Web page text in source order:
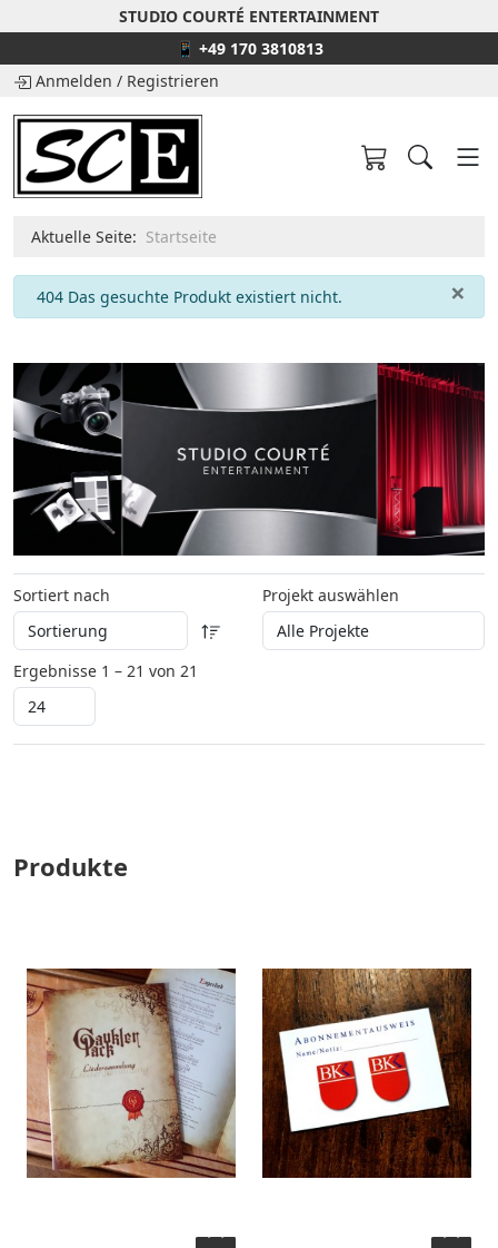
STUDIO COURTÉ ENTERTAINMENT
📱 +49 170 3810813
Anmelden / Registrieren
Aktuelle Seite: Startseite
×
info
404 Das gesuchte Produkt existiert nicht.
Sortiert nach Projekt auswählen
Ergebnisse 1 – 21 von 21
Produkte